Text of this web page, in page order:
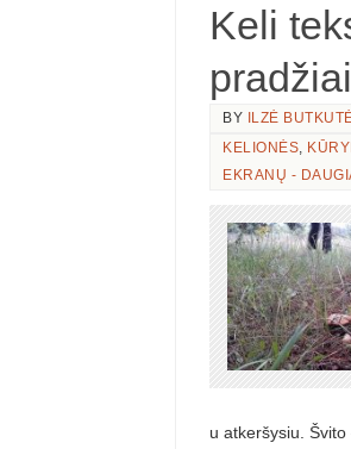
Keli
pradžiai
BY ILZĖ
KELIONĖS,
EKRANŲ -
u atkeršysiu.